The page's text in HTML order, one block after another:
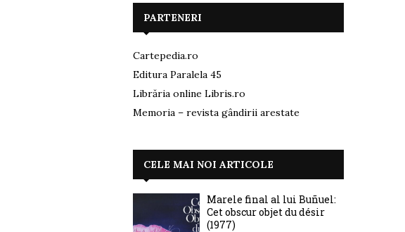
PARTENERI
Cartepedia.ro
Editura Paralela 45
Librăria online Libris.ro
Memoria – revista gândirii arestate
CELE MAI NOI ARTICOLE
Marele final al lui Buñuel:
Cet obscur objet du désir
(1977)